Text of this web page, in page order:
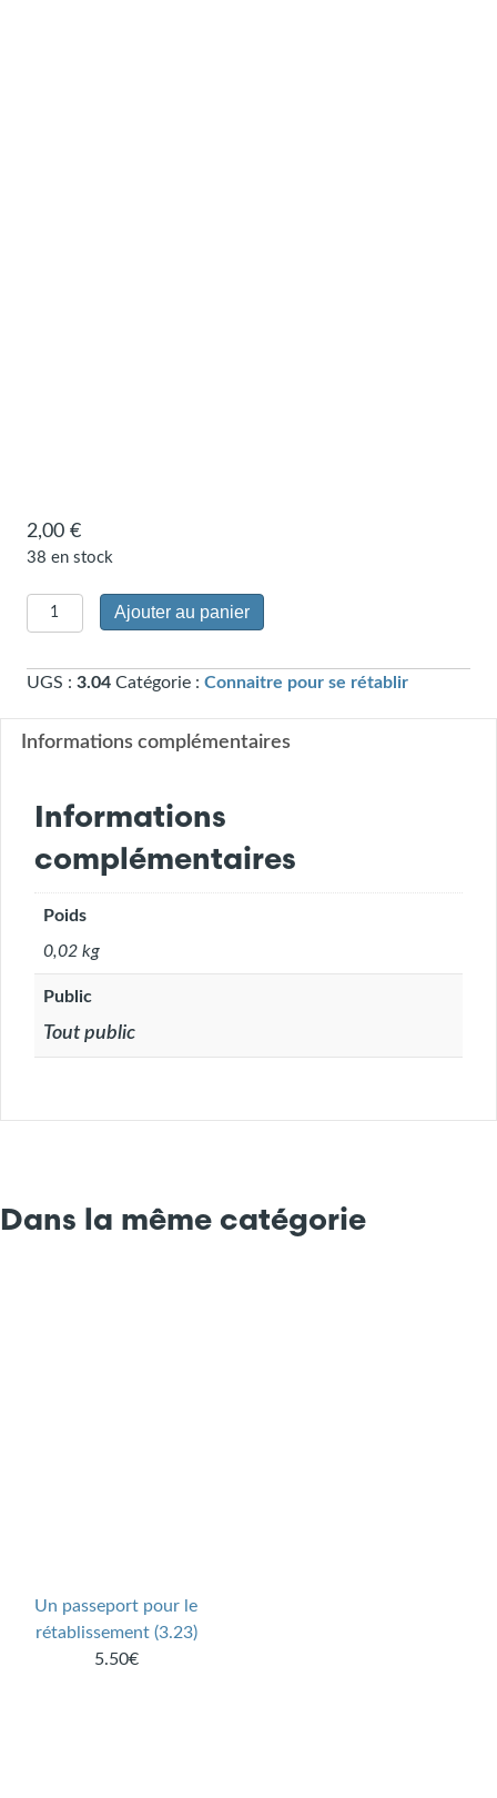
2,00 €
38 en stock
quantité
de
un
mal
familial
Ajouter au panier
UGS : 3.04 Catégorie : Connaitre pour se rétablir
Informations complémentaires
Informations
complémentaires
Poids
0,02 kg
Public
Tout public
Dans la même catégorie
Un passeport pour le
rétablissement (3.23)
5.50€